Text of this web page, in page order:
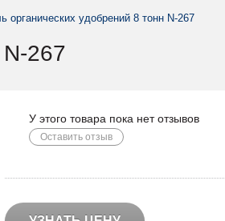
органических удобрений 8 тонн N-267
267
У этого товара пока нет отзывов
Оставить отзыв